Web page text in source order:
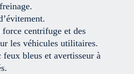
centrifuge et des
les véhicules utilitaires.
bleus et avertisseur à